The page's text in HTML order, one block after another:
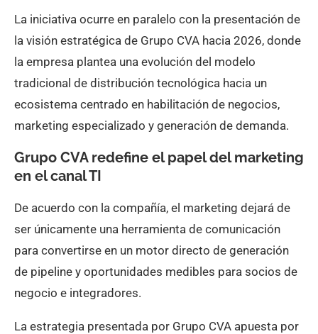
La iniciativa ocurre en paralelo con la presentación de
la visión estratégica de Grupo CVA hacia 2026, donde
la empresa plantea una evolución del modelo
tradicional de distribución tecnológica hacia un
ecosistema centrado en habilitación de negocios,
marketing especializado y generación de demanda.
Grupo CVA redefine el papel del marketing
en el canal TI
De acuerdo con la compañía, el marketing dejará de
ser únicamente una herramienta de comunicación
para convertirse en un motor directo de generación
de pipeline y oportunidades medibles para socios de
negocio e integradores.
La estrategia presentada por Grupo CVA apuesta por